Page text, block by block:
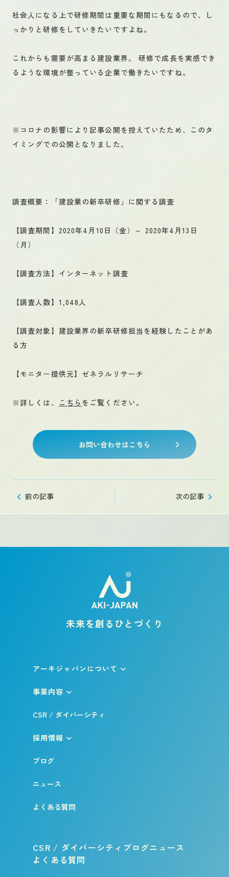
社会人になる上で研修期間は重要な期間にもなるので、し
っかりと研修をしていきたいですよね。
これからも需要が高まる建設業界。 研修で成長を実感でき
るような環境が整っている企業で働きたいですね。
※コロナの影響により記事公開を控えていたため、このタ
イミングでの公開となりました。
調査概要：「建設業の新卒研修」に関する調査
【調査期間】2020年4月10日（金）～ 2020年4月13日
（月）
【調査方法】インターネット調査
【調査人数】1,048人
【調査対象】建設業界の新卒研修担当を経験したことがあ
る方
【モニター提供元】ゼネラルリサーチ
※ 詳しくは、 こちら をご覧ください。
お問い合わせはこちら
前の記事 次の記事
未来を創るひとづくり
アーキジャパンについて
事業内容
CSR / ダイバーシティ
採用情報
ブログ
ニュース
よくある質問
CSR / ダイバーシティ ブログニュース
よくある質問